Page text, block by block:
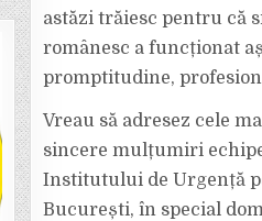
astăzi trăiesc pentru că
românesc a funcționat
promptitudine,
Vreau să adresez cele
sincere mulțumiri
Institutului de Urgență
București, în special